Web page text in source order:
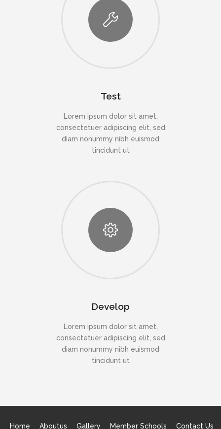
Test
Lorem ipsum dolor sit amet,
consectetuer adipiscing elit, sed
diam nonummy nibh euismod
tincidunt ut
Develop
Lorem ipsum dolor sit amet,
consectetuer adipiscing elit, sed
diam nonummy nibh euismod
tincidunt ut
Home Aboutus Gallery Member Schools Contact Us